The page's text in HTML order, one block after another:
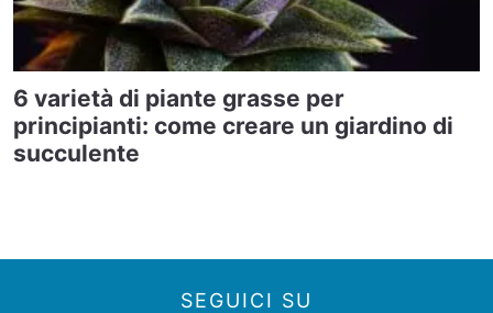
6 varietà di piante grasse per
principianti: come creare un giardino di
succulente
SEGUICI SU